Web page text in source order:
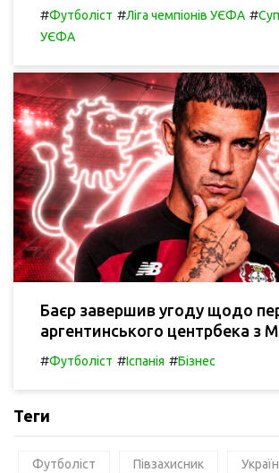
#Футболіст #Ліга чемпіонів УЄФА #
УЄФА
Баєр завершив угоду щодо
аргентинського центрбека з
#Футболіст #Іспанія #Бізнес
Теги
Футболіст Півзахисник